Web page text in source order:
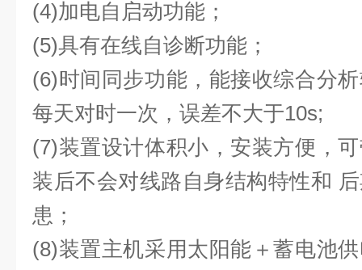
(4)加电自启动功能；
(5)具有在线自诊断功能；
(6)时间同步功能，能接收综合分
每天对时一次，误差不大于10s;
(7)装置设计体积小，安装方便，
装后不会对线路自身结构特性和
患；
(8)装置主机采用太阳能＋蓄电池